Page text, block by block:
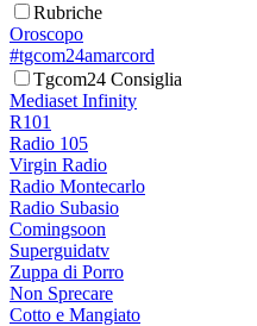
Rubriche
Oroscopo
#tgcom24amarcord
Tgcom24 Consiglia
Mediaset Infinity
R101
Radio 105
Virgin Radio
Radio Montecarlo
Radio Subasio
Comingsoon
Superguidatv
Zuppa di Porro
Non Sprecare
Cotto e Mangiato